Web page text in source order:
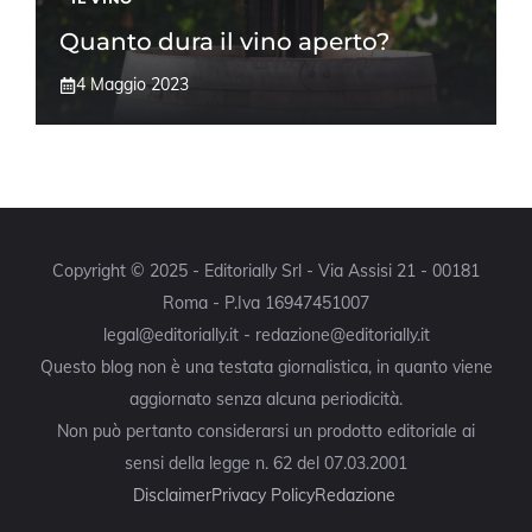
Quanto dura il vino aperto?
4 Maggio 2023
Copyright © 2025 - Editorially Srl - Via Assisi 21 - 00181
Roma - P.Iva 16947451007
legal@editorially.it - redazione@editorially.it
Questo blog non è una testata giornalistica, in quanto viene
aggiornato senza alcuna periodicità.
Non può pertanto considerarsi un prodotto editoriale ai
sensi della legge n. 62 del 07.03.2001
DisclaimerPrivacy PolicyRedazione